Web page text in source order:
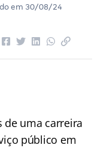
em 30/08/24
de uma carreira
público em